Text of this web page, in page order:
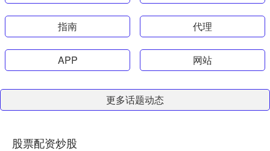
指南 代理
APP 网站
更多话题动态
股票配资炒股